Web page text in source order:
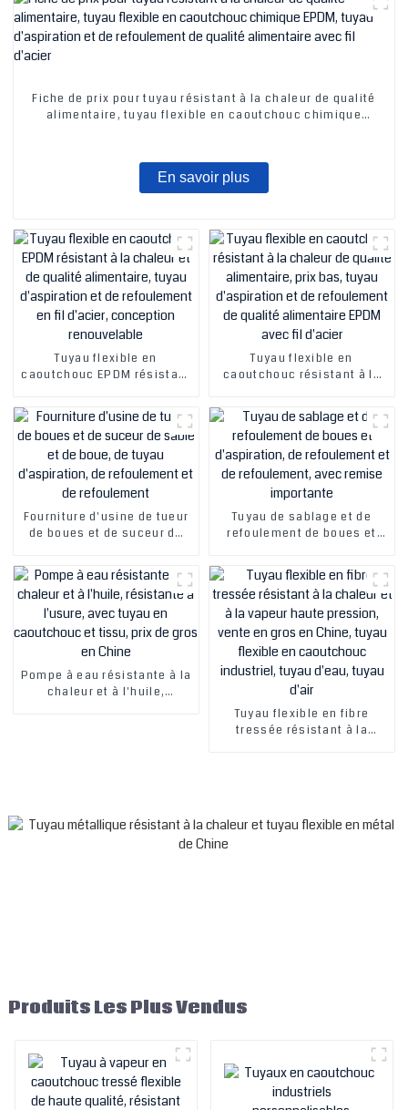
Fiche de prix pour tuyau résistant à la chaleur de qualité
alimentaire, tuyau flexible en caoutchouc chimique
En savoir plus
Tuyau flexible en
caoutchouc EPDM résistant
alimentaire, tuyau
d'aspiration et de
refoulement en fil d'acier,
conception renouvelable
Tuyau flexible en
caoutchouc résistant à la
alimentaire, prix bas, tuyau
d'aspiration et de
refoulement de qualité
alimentaire EPDM avec fil
d'acier
Fourniture d'usine de tueur
de boues et de suceur de
d'aspiration, de
refoulement et de
refoulement
Tuyau de sablage et de
refoulement de boues et
refoulement et de
refoulement, avec remise
importante
Pompe à eau résistante à la
chaleur et à l'huile,
Tuyau flexible en fibre
tressée résistant à la
Produits Les Plus Vendus